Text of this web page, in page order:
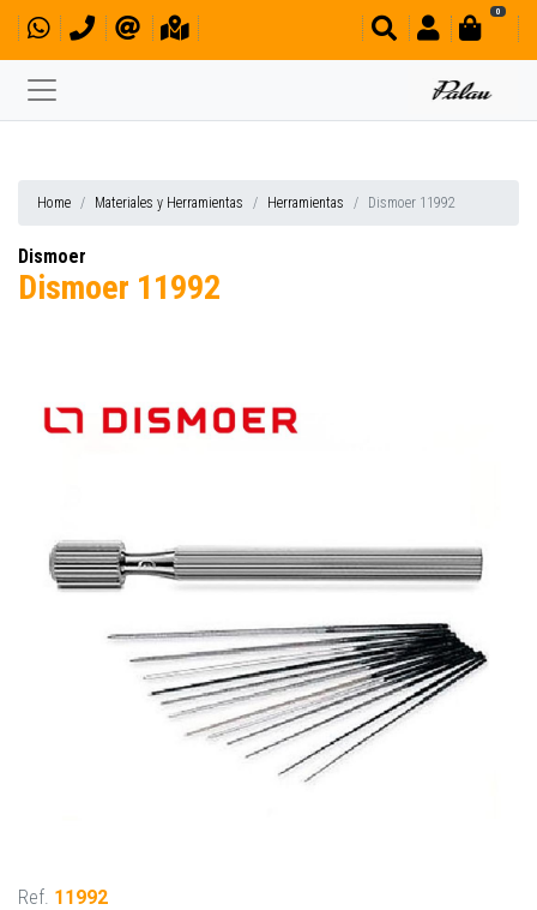
0
Home Materiales y Herramientas Herramientas Dismoer 11992
Dismoer
Dismoer 11992
Ref. 11992